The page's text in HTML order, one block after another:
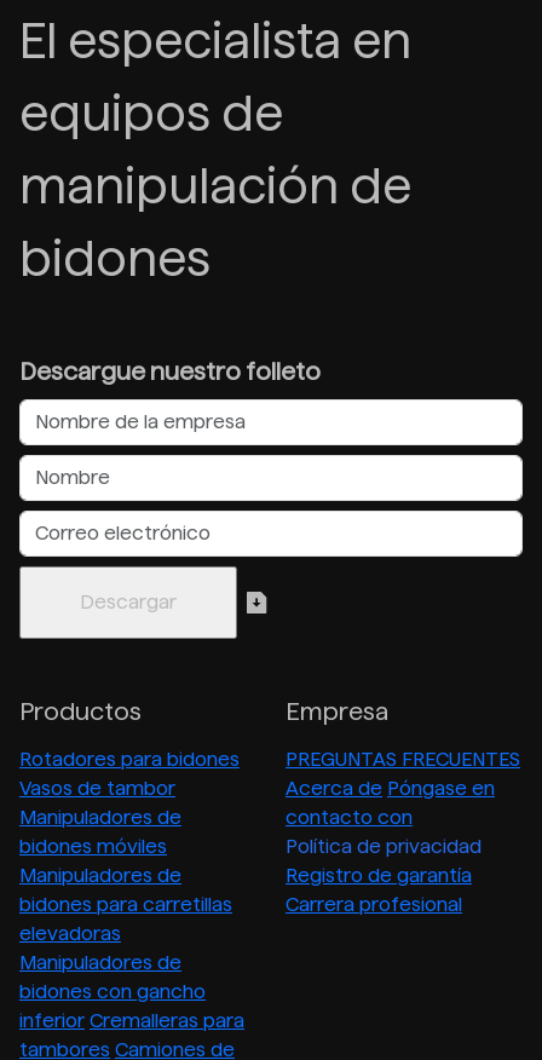
El especialista en
equipos de
manipulación de
bidones
Descargue nuestro folleto
Productos
Rotadores para bidones
Vasos de tambor
Manipuladores de
bidones móviles
Manipuladores de
bidones para carretillas
elevadoras
Manipuladores de
bidones con gancho
inferior Cremalleras para
tambores Camiones de
Empresa
PREGUNTAS FRECUENTES
Acerca de Póngase en
contacto con
Política de privacidad
Registro de garantía
Carrera profesional